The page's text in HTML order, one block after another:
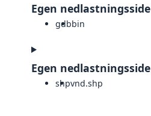
Egen nedlastningsside
gdbbin
Egen nedlastningsside
shpvnd.shp